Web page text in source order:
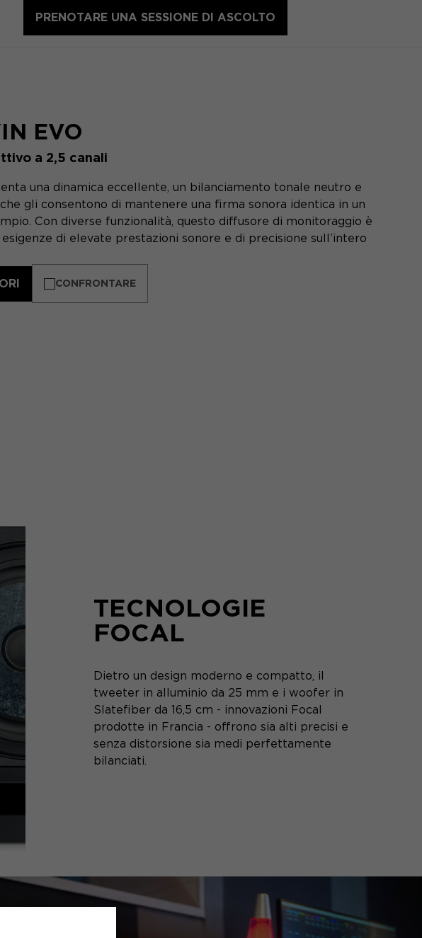
PRENOTARE UNA SESSIONE DI ASCOLTO
EVO
a 2,5 canali
una dinamica eccellente, un bilanciamento tonale neutro e
che gli consentono di mantenere una firma sonora identica in un
Con diverse funzionalità, questo diffusore di monitoraggio è
di elevate prestazioni sonore e di precisione sull’intero
CONFRONTARE
TECNOLOGIE
FOCAL
Dietro un design moderno e compatto, il
tweeter in alluminio da 25 mm e i woofer in
Slatefiber da 16,5 cm - innovazioni Focal
prodotte in Francia - offrono sia alti precisi e
senza distorsione sia medi perfettamente
bilanciati.